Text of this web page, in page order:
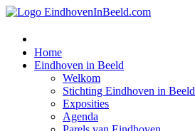
Home
Eindhoven in Beeld
Welkom
Stichting Eindhoven in Beeld
Exposities
Agenda